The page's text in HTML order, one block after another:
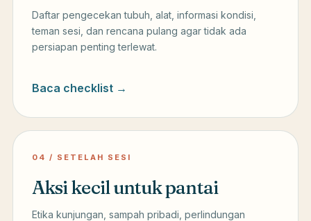
Daftar pengecekan tubuh, alat, informasi kondisi,
teman sesi, dan rencana pulang agar tidak ada
persiapan penting terlewat.
Baca checklist →
04 / SETELAH SESI
Aksi kecil untuk pantai
Etika kunjungan, sampah pribadi, perlindungan